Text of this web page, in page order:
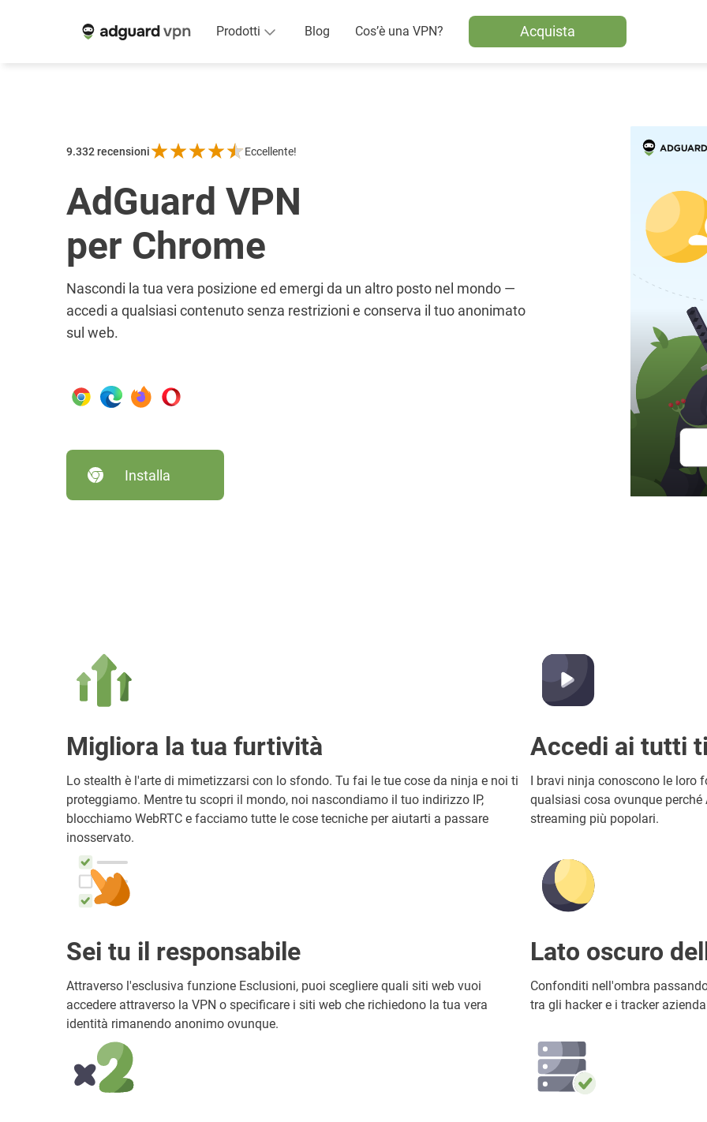
Prodotti Blog Cos’è una VPN? Acquista
9.332recensioni Eccellente!
AdGuard VPN
per Chrome
Nascondi la tua vera posizione ed emergi da un altro posto nel mondo —
accedi a qualsiasi contenuto senza restrizioni e conserva il tuo anonimato
sul web.
Installa
Migliora la tua furtività
Lo stealth è l'arte di mimetizzarsi con lo sfondo. Tu fai le tue cose da ninja e noi ti
proteggiamo. Mentre tu scopri il mondo, noi nascondiamo il tuo indirizzo IP,
blocchiamo WebRTC e facciamo tutte le cose tecniche per aiutarti a passare
inosservato.
Sei tu il responsabile
Attraverso l'esclusiva funzione Esclusioni, puoi scegliere quali siti web vuoi
accedere attraverso la VPN o specificare i siti web che richiedono la tua vera
identità rimanendo anonimo ovunque.
Accedi ai tutti
I bravi ninja conoscono le
qualsiasi cosa ovunque
streaming più popolari.
Lato oscuro
Confonditi nell'ombra
tra gli hacker e i tracker